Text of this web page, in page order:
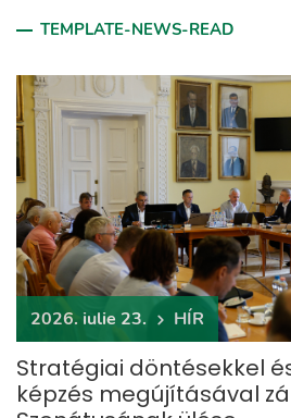
TEMPLATE-NEWS-READ
2026. iulie 23. HÍR
Stratégiai döntésekkel
képzés megújításával